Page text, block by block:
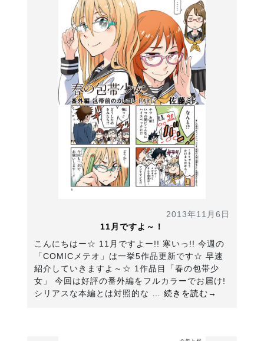
2013年11月6日
11月ですよ～！
こんにちはー☆ 11月ですよー!! 寒いっ!! 今週の
「COMICメテオ」は一挙5作品更新です☆ 早速
紹介していきますよ～☆ 1作品目「春の包帯少
女」 今回は好評の番外編をフルカラーでお届け!
シリアスな本編とは対照的な … 続きを読む→